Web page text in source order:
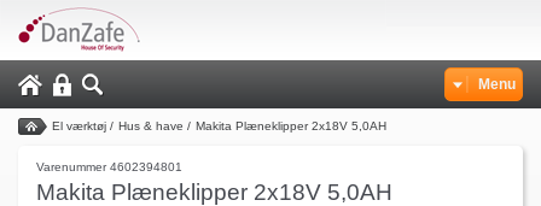
Menu
El værktøj / Hus & have / Makita Plæneklipper 2x18V 5,0AH
Varenummer 4602394801
Makita Plæneklipper 2x18V 5,0AH